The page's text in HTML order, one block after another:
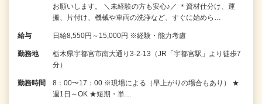
お願いします。 ＼未経験の方も安心♪／ ＊資材仕分け、運
搬、片付け、機械や車両の洗浄など、すぐに始めら…
給与 日給8,550円～15,000円 ※経験・能力考慮
勤務地
栃木県宇都宮市南大通り3-2-13（JR「宇都宮駅」より徒歩7
分）
勤務時間
8：00〜17：00 ※現場による（早上がりの場合もあり） ★
週1日～OK ★短期・単…